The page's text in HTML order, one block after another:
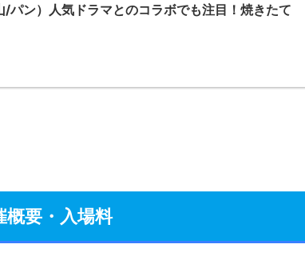
パン）人気ドラマとのコラボでも注目！焼きたて
概要・入場料